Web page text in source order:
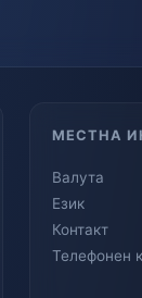
МЕСТНА
Валута
Език
Контакт
Телефонен